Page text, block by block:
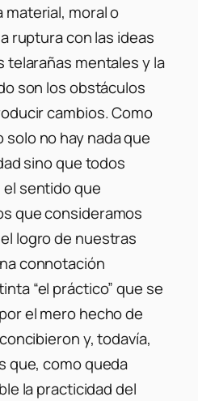
moral o
ruptura con las ideas
telarañas mentales y la
son los obstáculos
cambios. Como
no hay nada que
sino que todos
sentido que
que consideramos
logro de nuestras
connotación
“el práctico” que se
el mero hecho de
y, todavía,
que, como queda
la practicidad del